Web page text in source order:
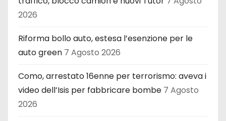
2026
Riforma bollo auto, estesa l’esenzione per le
auto green 7 Agosto 2026
Como, arrestato 16enne per terrorismo: aveva i
video dell’Isis per fabbricare bombe 7 Agosto
2026